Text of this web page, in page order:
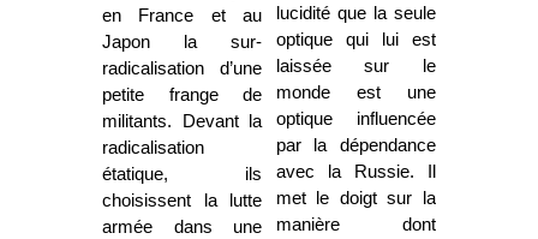
en France et au
Japon la sur-
radicalisation d’une
petite frange de
militants. Devant la
radicalisation
étatique, ils
choisissent la lutte
armée dans une
lucidité que la seule
optique qui lui est
laissée sur le
monde est une
optique influencée
par la dépendance
avec la Russie. Il
met le doigt sur la
manière dont